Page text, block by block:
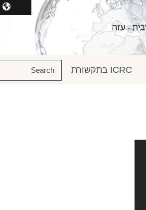
ICRC בתקשורת